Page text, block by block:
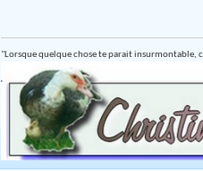
"Lorsque quelque chose te parait insurmontable,